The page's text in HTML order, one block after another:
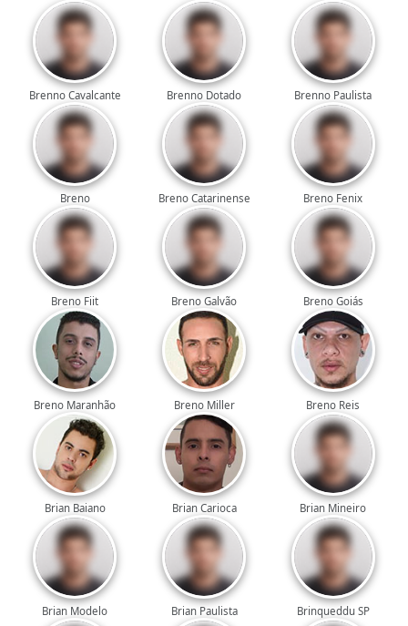
Brenno Cavalcante Brenno Dotado Brenno Paulista
Breno Breno Catarinense Breno Fenix
Breno Fiit Breno Galvão Breno Goiás
Breno Maranhão Breno Miller Breno Reis
Brian Baiano Brian Carioca Brian Mineiro
Brian Modelo Brian Paulista Brinqueddu SP